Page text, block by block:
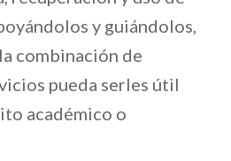
y guiándolos,
combinación de
pueda serles útil
académico o